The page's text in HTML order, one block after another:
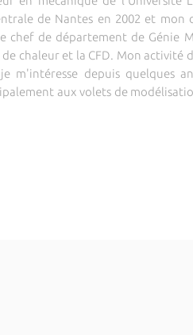
de Nantes en 2002 et
de département de Génie
chaleur et la CFD. Mon activité
depuis quelques
aux volets de